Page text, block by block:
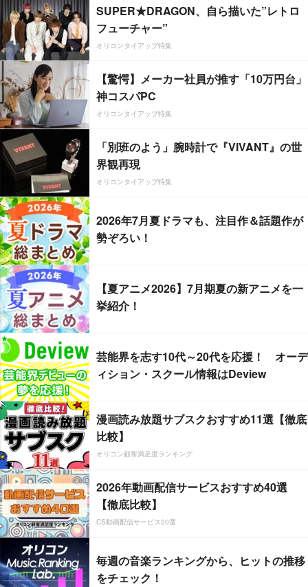
SUPER★DRAGON、自ら描いた”レトロ
フューチャー”
オリコンタイアップ特集
【驚愕】メーカー社員が推す「10万円台」
神コスパPC
オリコンタイアップ特集
「別班のよう」腕時計で『VIVANT』の世
界観再現
オリコンタイアップ特集
2026年7月夏ドラマも、注目作＆話題作が
勢ぞろい！
【夏アニメ2026】7月期夏の新アニメを一
挙紹介！
芸能界を志す10代～20代を応援！ オーデ
ィション・スクール情報はDeview
漫画読み放題サブスクおすすめ11選【徹底
比較】
オリコン顧客満足度ランキング
2026年動画配信サービスおすすめ40選
【徹底比較】
CS動画配信サービス20選
毎週の音楽ランキングから、ヒットの推移
をチェック！